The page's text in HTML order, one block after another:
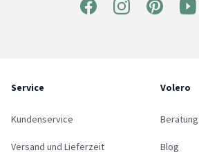
Service
Kundenservice
Versand und Lieferzeit
Volero
Beratung
Blog